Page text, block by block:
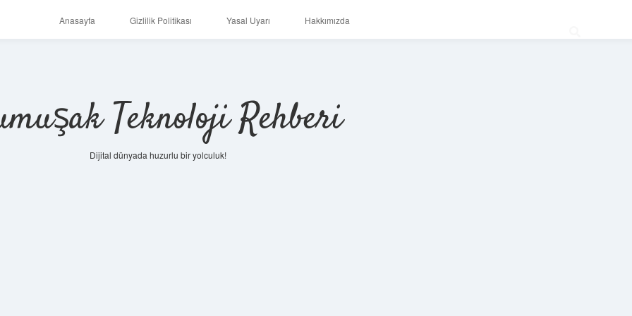
Anasayfa Gizlilik Politikası Yasal Uyarı Hakkımızda
Teknoloji Rehberi
Dijital dünyada huzurlu bir yolculuk!